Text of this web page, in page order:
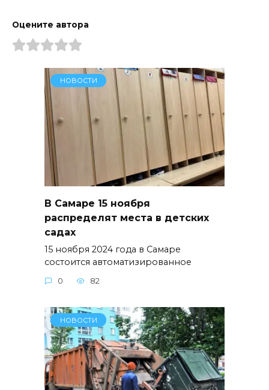
Оцените автора
НОВОСТИ
В Самаре 15 ноября
распределят места в детских
садах
15 ноября 2024 года в Самаре
состоится автоматизированное
0 82
НОВОСТИ